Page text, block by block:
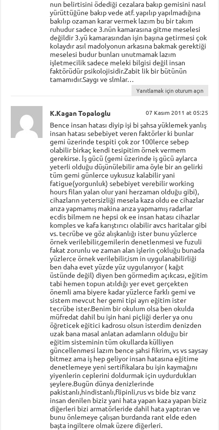
nun belirtisini ödediği cezalara bakıp gemisini nasıl
yürüttüğüne bakıp vede atf. yapılıp yapılmadığına
bakılıp ozaman karar vermek lazım bu bir takım
ruhudur sadece 3.nün kamarasına gitme meselesi
değildir 3.yü kamarasından işin başına getirmesi çok
kolaydır asıl madolyonun arkasına bakmak gerektiği
meselesi budur bunları unutmamak lazım
işletmecilik sadece meleki bilgisi değil insan
faktörüdür psikolojisidir.Zabit lik bir bütünün
tamamıdır.Saygı ve slmlar…
Yanıtlamak için oturum açın
K.Kagan Topaloglu 07 Kasım 2011 at 05:25
Bence insan hatası diyip işi bi şahsa yüklemek yanlış
insan hatası sebebiyet veren faktörler ki bunlar
gemi üzerinde tespiti çok zor 100lerce sebep
olabilir birkaç kendi tesipitim örnek vermem
gerekirse. İş gücü (gemi üzerinde iş gücü aylarca
yeterli olduğu düşünülebilir ama öyle bir an gelirki
tüm gemi günlerce uykusuz kalabilir yani
fatigue(yorgunluk) sebebiyet verebilir working
hours filan yalan olur yani herzaman olduğu gibi),
cihazların yetersizliği mesela kaza oldu ee cihazlar
arıza yapmamış makina arıza yapmamış radarlar
ecdis bilmem ne hepsi ok ee insan hatası cihazlar
komples ve kafa karıştırıcı olabilir avcs haritalar gibi
vs. tecrübe ve göz alışkanlığı ister bunu yüzlerce
örnek verilebilir,gemilerin denetlenmesi ve fuzuli
fakat zorunlu ve zaman alan işlerin çokluğu bunada
yüzlerce örnek verilebilir,ism in uygulanabilirliği
ben daha evet yüzde yüz uygulanıyor ( kağıt
üstünde değil) diyen ben görmedim açıkcası, eğitim
tabi hemen topun atıldığı yer evet gerçekten
önemli ama biyere kadar yüzlerce farklı gemi ve
sistem mevcut her gemi tipi ayrı eğitim ister
tecrübe ister.Benim bir okulum olsa ben okulda
müfredat dahil bu işin hani piçliği derler ya onu
öğreticek eğitici kadrosu olsun isterdim denizden
uzak bana masal anlatan adamların olduğu bir
eğitim sisteminin tüm okullarda külliyen
güncellenmesi lazım bence şahsi fikrim, vs vs saysay
bitmez ama iş hep geliyor insan hatasına eğitime
denetlemeye yeni sertifikalara bu işin kaymağını
yiyenlerin ceplerini doldurmak için uydurdukları
şeylere.Bugün dünya denizlerinde
pakistanlı,hindistanlı,flipinli,rus vs bide biz varız
insan denilen biziz yani hata yapan kaza yapan biziz
diğerleri bizi armatörleride dahil hata yaptıran ve
bunu önlemeye çalışan burdanda rant elde eden
başta ingiltere olmak üzere diğerleri.